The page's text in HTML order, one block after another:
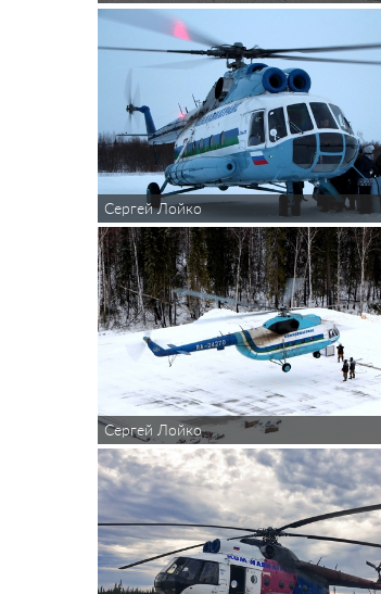
Сергей Лойко
Сергей Лойко